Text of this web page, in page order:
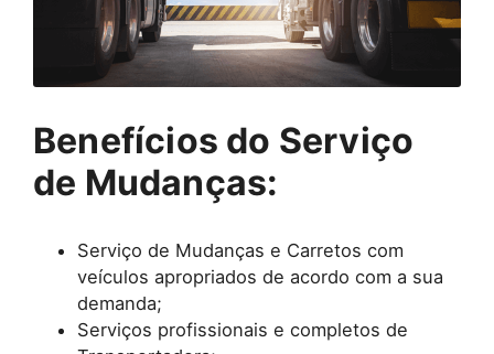
Benefícios do Serviço
de Mudanças:
Serviço de Mudanças e Carretos com
veículos apropriados de acordo com a sua
demanda;
Serviços profissionais e completos de